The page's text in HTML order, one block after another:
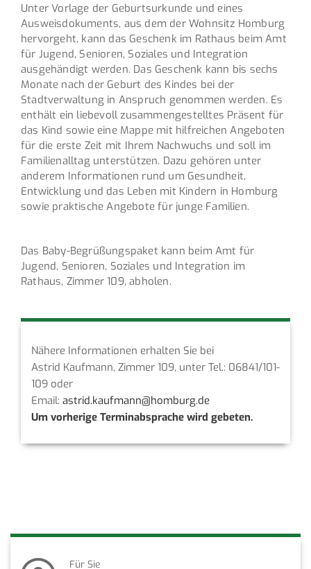
Unter Vorlage der Geburtsurkunde und eines
Ausweisdokuments, aus dem der Wohnsitz Homburg
hervorgeht, kann das Geschenk im Rathaus beim Amt
für Jugend, Senioren, Soziales und Integration
ausgehändigt werden. Das Geschenk kann bis sechs
Monate nach der Geburt des Kindes bei der
Stadtverwaltung in Anspruch genommen werden. Es
enthält ein liebevoll zusammengestelltes Präsent für
das Kind sowie eine Mappe mit hilfreichen Angeboten
für die erste Zeit mit Ihrem Nachwuchs und soll im
Familienalltag unterstützen. Dazu gehören unter
anderem Informationen rund um Gesundheit,
Entwicklung und das Leben mit Kindern in Homburg
sowie praktische Angebote für junge Familien.
Das Baby-Begrüßungspaket kann beim Amt für
Jugend, Senioren, Soziales und Integration im
Rathaus, Zimmer 109, abholen.
Nähere Informationen erhalten Sie bei
Astrid Kaufmann, Zimmer 109, unter Tel.: 06841/101-
109 oder
Email: astrid.kaufmann@homburg.de
Um vorherige Terminabsprache wird gebeten.
Für Sie